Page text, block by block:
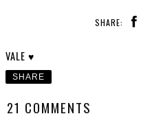
SHARE:
VALE ♥
SHARE
21 COMMENTS